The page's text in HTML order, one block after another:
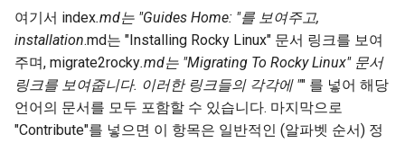
여기서 index.md는 "Guides Home: "를 보여주고,
installation.md는 "Installing Rocky Linux" 문서 링크를 보여
주며, migrate2rocky.md는 "Migrating To Rocky Linux" 문서
링크를 보여줍니다. 이러한 링크들의 각각에 "" 를 넣어 해당
언어의 문서를 모두 포함할 수 있습니다. 마지막으로
"Contribute"를 넣으면 이 항목은 일반적인 (알파벳 순서) 정